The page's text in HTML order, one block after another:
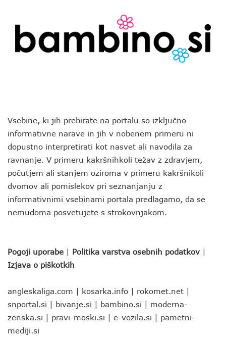
Vsebine, ki jih prebirate na portalu so izključno
informativne narave in jih v nobenem primeru ni
dopustno interpretirati kot nasvet ali navodila za
ravnanje. V primeru kakršnihkoli težav z zdravjem,
počutjem ali stanjem oziroma v primeru kakršnikoli
dvomov ali pomislekov pri seznanjanju z
informativnimi vsebinami portala predlagamo, da se
nemudoma posvetujete s strokovnjakom.
Pogoji uporabe | Politika varstva osebnih podatkov |
Izjava o piškotkih
angleskaliga.com | kosarka.info | rokomet.net |
snportal.si | bivanje.si | bambino.si | moderna-
zenska.si | pravi-moski.si | e-vozila.si | pametni-
mediji.si